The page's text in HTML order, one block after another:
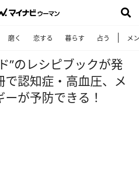
磨く 恋する 暮らす 占う メ
”のレシピブックが発
認知症・高血圧、メ
が予防できる！